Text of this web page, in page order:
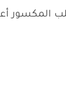
المكسور